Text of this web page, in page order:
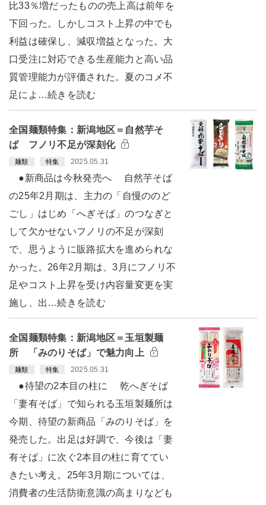
比33％増だったものの売上高は前年を
下回った。しかしコスト上昇の中でも
利益は確保し、減収増益となった。大
口受注に対応できる生産能力と高い品
質管理能力が評価された。夏のコメ不
足によ…続きを読む
全国麺類特集：新潟地区＝自然芋そ
ば フノリ不足が深刻化
麺類 特集 2025.05.31
●新商品は今秋発売へ 自然芋そば
の25年2月期は、主力の「自慢ののど
ごし」はじめ「へぎそば」のつなぎと
して欠かせないフノリの不足が深刻
で、思うように販路拡大を進められな
かった。26年2月期は、3月にフノリ不
足やコスト上昇を受け内容量変更を実
施し、出…続きを読む
全国麺類特集：新潟地区＝玉垣製麺
所 「みのりそば」で魅力向上
麺類 特集 2025.05.31
●待望の2本目の柱に 乾へぎそば
「妻有そば」で知られる玉垣製麺所は
今期、待望の新商品「みのりそば」を
発売した。出足は好調で、今後は「妻
有そば」に次ぐ2本目の柱に育ててい
きたい考え。25年3月期については、
消費者の生活防衛意識の高まりなども